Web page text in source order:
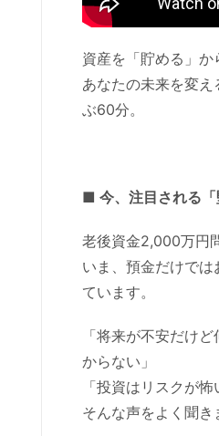
資産を「貯める」か
あなたの未来を変
ぶ60分。
■ 今、注目される「
老後資金2,000万円
いま、預金だけで
ています。
「将来が不安だけ
からない」
「投資はリスクが怖
そんな声をよく聞き